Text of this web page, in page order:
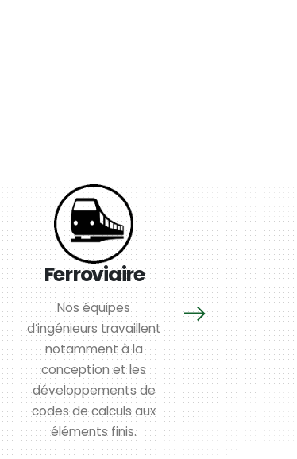
Ferroviaire
Nos équipes
d’ingénieurs travaillent
notamment à la
conception et les
développements de
codes de calculs aux
éléments finis.
l’activité
en